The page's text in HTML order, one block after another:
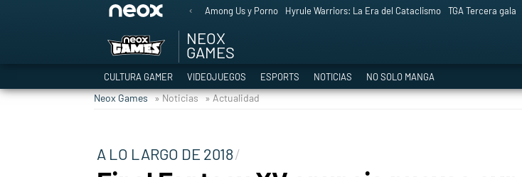
Among Us y Porno Hyrule Warriors: La Era del Cataclismo TGA Tercera gala
NEOX
GAMES
CULTURA GAMER VIDEOJUEGOS ESPORTS NOTICIAS NO SOLO MANGA
Neox Games » Noticias » Actualidad
A LO LARGO DE 2018